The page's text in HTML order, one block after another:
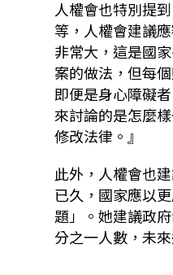
人權會也特別提
等，人權會建議
非常大，這是國
案的做法，但每
即便是身心障礙
來討論的是怎麼
修改法律。』
此外，人權會也
已久，國家應以
題」。她建議政
分之一人數，未